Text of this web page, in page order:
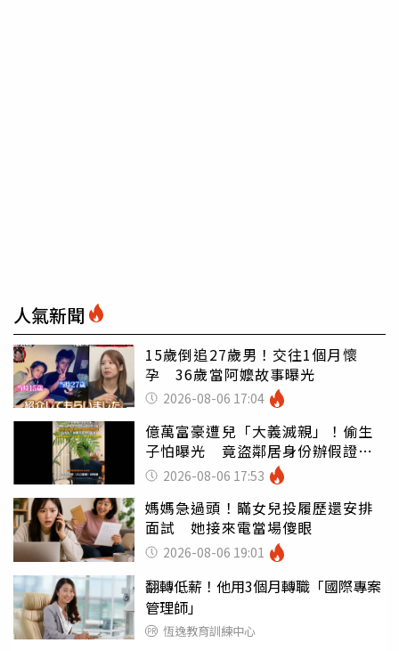
人氣新聞
15歲倒追27歲男！交往1個月懷
孕 36歲當阿嬤故事曝光
2026-08-06 17:04
億萬富豪遭兒「大義滅親」！偷生
子怕曝光 竟盜鄰居身份辦假證落
戶 2026-08-06 17:53
媽媽急過頭！瞞女兒投履歷還安排
面試 她接來電當場傻眼
2026-08-06 19:01
翻轉低薪！他用3個月轉職「國際專案
管理師」
恆逸教育訓練中心